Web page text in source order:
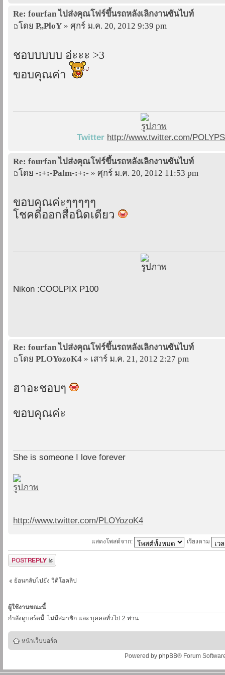
Re: fourfan ไปส่งคุณโฟร์ขึ้นรถหลังเลิกงานซันไบท์
โดย P,,PloY » ศุกร์ ม.ค. 20, 2012 9:39 pm
ชอบบบบบ อ่ะะะ >3
ขอบคุณค่า
Twitter http://www.twitter.com/
Re: fourfan ไปส่งคุณโฟร์ขึ้นรถหลังเลิกงานซันไบท์
โดย -:+:-Palm-:+:- » ศุกร์ ม.ค. 20, 2012 11:53 pm
ขอบคุณค่ะๆๆๆๆๆ
โชคดีออกสื่อนิดเดียว
Nikon :COOLPIX P100
Re: fourfan ไปส่งคุณโฟร์ขึ้นรถหลังเลิกงานซันไบท์
โดย PLOYozoK4 » เสาร์ ม.ค. 21, 2012 2:27 pm
ฮาอะชอบๆ
ขอบคุณค่ะ
She is someone I love forever
http://www.twitter.com/PLOYozoK4
แสดงโพสต์จาก: เรียงตาม
ตอบกระทู้
ย้อนกลับไปยัง วีดีโอคลิป
ผู้ใช้งานขณะนี้
กำลังดูบอร์ดนี้: ไม่มีสมาชิก และ บุคคลทั่วไป 2 ท่าน
หน้าเว็บบอร์ด
Powered by phpBB® Forum